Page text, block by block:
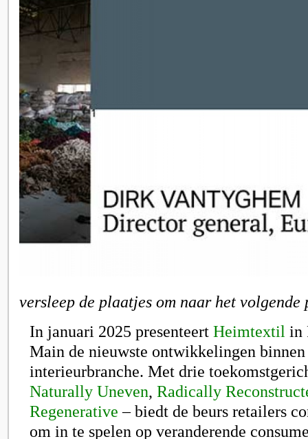
versleep de plaatjes om naar het
In januari 2025 presenteert Heimtextil in
Main de nieuwste ontwikkelingen
interieurbranche. Met drie
Naturally Uneven, Radically
Regenerative – biedt de beurs retailers
om in te spelen op veranderende